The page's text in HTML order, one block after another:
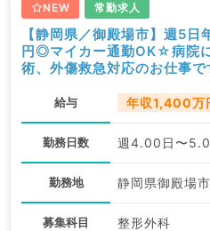
NEW 常勤求人
【静岡県／御殿場市】週5
円◎マイカー通勤OK☆病院
術、外傷救急対応のお仕事で
給与 年収1,400万
勤務日数 週4.00日〜
勤務地 静岡県御殿場市
募集科目 整形外科